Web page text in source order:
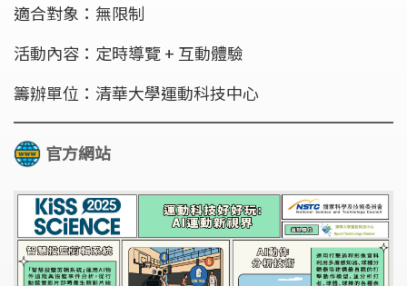
適合對象：無限制
活動內容：定時導覽 + 互動體驗
籌辦單位：清華大學運動科技中心
官方網站